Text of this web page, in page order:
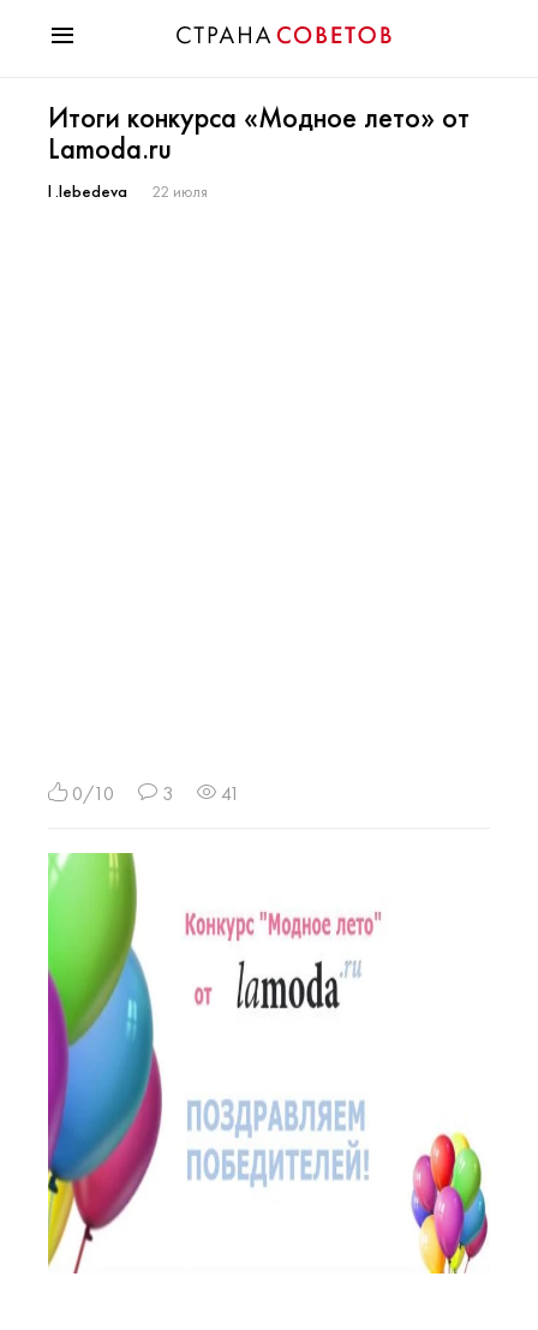
Мода
Звезды
Гороскопы
Итоги конкурса «Модное лето» от
Lamoda.ru
l .lebedeva 22 июля
0/10 3 41